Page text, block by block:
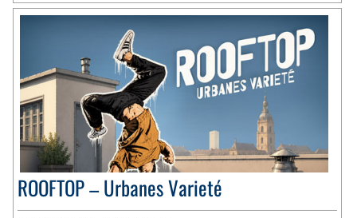
ROOFTOP – Urbanes Varieté